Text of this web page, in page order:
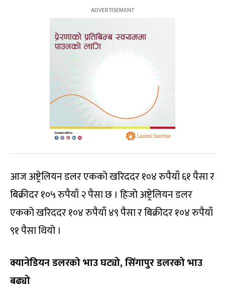
आज अष्ट्रेलियन डलर एकको खरिददर १०४ रुपैयाँ ६१ पैसा र
बिक्रीदर १०५ रुपैयाँ २ पैसा छ । हिजो अष्ट्रेलियन डलर
एकको खरिददर १०४ रुपैयाँ ४९ पैसा र बिक्रीदर १०४ रुपैयाँ
९१ पैसा थियो ।
क्यानेडियन डलरको भाउ घट्यो, सिंगापुर डलरको भाउ
बढ्यो